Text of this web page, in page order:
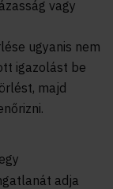
vagy
ugyanis nem
igazolást be
majd
adja